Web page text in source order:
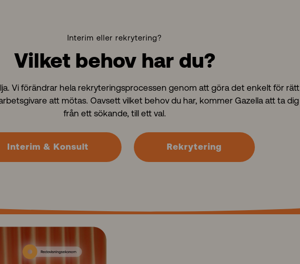
Interim eller rekrytering?
Vilket behov har du?
Vi förändrar hela rekryteringsprocessen genom att göra det enkelt för rätt
att mötas. Oavsett vilket behov du har, kommer Gazella att ta dig
från ett sökande, till ett val.
Interim & Konsult Rekrytering